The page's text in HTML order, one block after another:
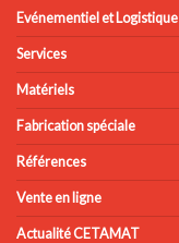
Evénementiel et Logistique
Services
Matériels
Fabrication spéciale
Références
Vente en ligne
Actualité CETAMAT